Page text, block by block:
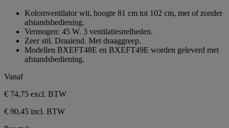
sterren.
Kolomventilator wit, hoogte 81 cm tot 102 cm, met of zonder
afstandsbediening.
Vermogen: 45 W. 3 ventilatiesnelheden.
Zeer stil. Draaiend. Met draaggreep.
Modellen BXEFT48E en BXEFT49E worden geleverd met
afstandsbediening.
Vanaf
€ 74,75 excl. BTW
€ 90,45 incl. BTW